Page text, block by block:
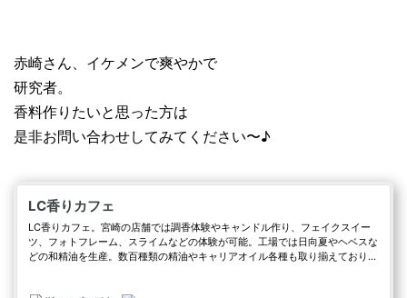
赤崎さん、イケメンで爽やかで
研究者。
香料作りたいと思った方は
是非お問い合わせしてみてください〜♪